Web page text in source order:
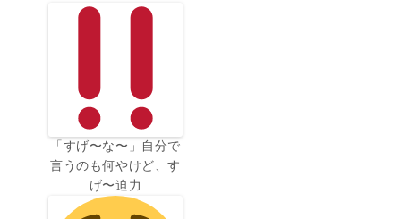
「すげ〜な〜」自分で
言うのも何やけど、す
げ〜迫力